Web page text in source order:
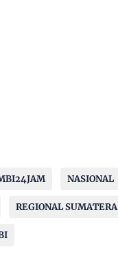
NASIONAL
REGIONAL SUMATERA